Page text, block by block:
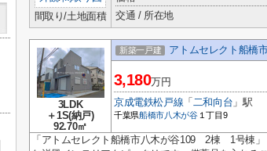
間取り/土地面積
交通 / 所在地
3LDK
＋1S(納戸)
92.70㎡
新築一戸建 アトムセレクト船
3,180万円
京成電鉄松戸線 「 二和向台 」駅
千葉県船橋市八木が谷１丁目9
「アトムセレクト船橋市八木が谷109 2棟 1号棟